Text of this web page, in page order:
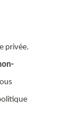
privée.